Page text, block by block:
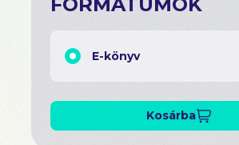
E-könyv
Kosárba